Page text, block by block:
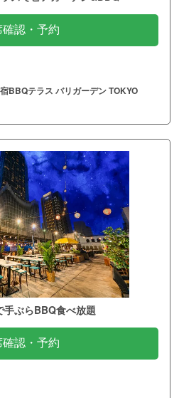
確認・予約
BBQテラス バリガーデン TOKYO
手ぶらBBQ食べ放題
確認・予約